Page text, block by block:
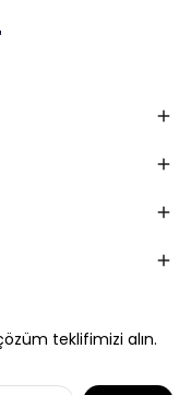
teklifimizi alın.